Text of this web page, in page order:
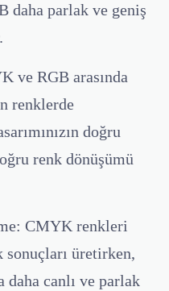
daha parlak ve geniş
ve RGB arasında
renklerde
doğru
renk dönüşümü
CMYK renkleri
sonuçları üretirken,
canlı ve parlak